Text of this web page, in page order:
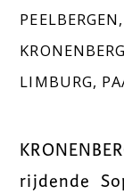
PEELBERGEN,
KRONENBERG
LIMBURG,
rijdende